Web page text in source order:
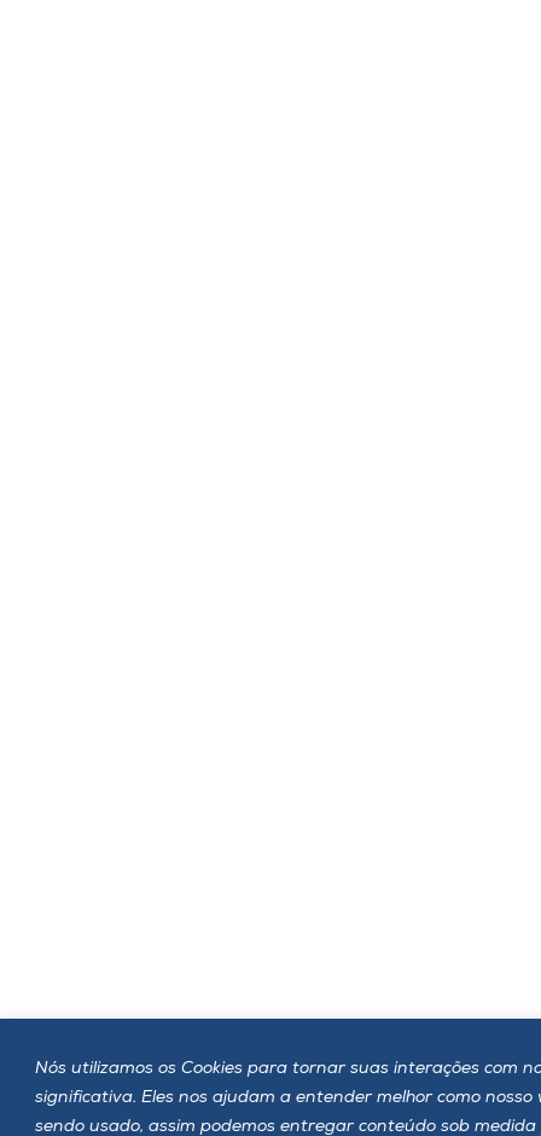
Nós utilizamos os Cookies para tornar suas interações com
significativa. Eles nos ajudam a entender melhor como nosso
sendo usado, assim podemos entregar conteúdo sob